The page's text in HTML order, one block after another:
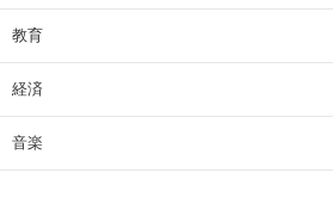
教育
経済
音楽